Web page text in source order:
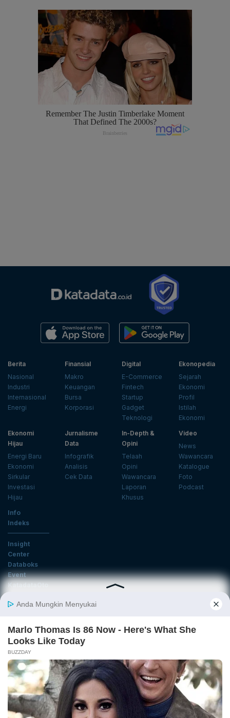
Berita
Nasional
Industri
Internasional
Energi
Finansial
Makro
Keuangan
Bursa
Korporasi
Digital
E-Commerce
Fintech
Startup
Gadget
Teknologi
Ekonopedia
Sejarah
Ekonomi
Profil
Istilah
Ekonomi
Ekonomi
Hijau
Energi Baru
Ekonomi
Sirkular
Investasi
Hijau
Jurnalisme
Data
Infografik
Analisis
Cek Data
In-Depth &
Opini
Telaah
Opini
Wawancara
Laporan
Khusus
Video
News
Wawancara
Katalogue
Foto
Podcast
Info
Indeks
Insight
Center
Databoks
Event
KatadataOto
Email
Daftar
Tentang Katadata Advertising
Pedoman Media Siber
Kebijakan Privasi
Disclaimer Hubungi Kami